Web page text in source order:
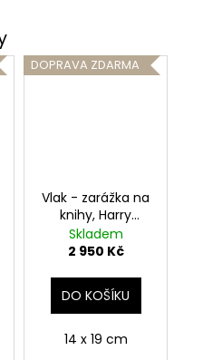
DOPRAVA ZDARMA
Vlak - zarážka na
knihy, Harry
Potter
Skladem
2 950 Kč
DO KOŠÍKU
14 x 19 cm